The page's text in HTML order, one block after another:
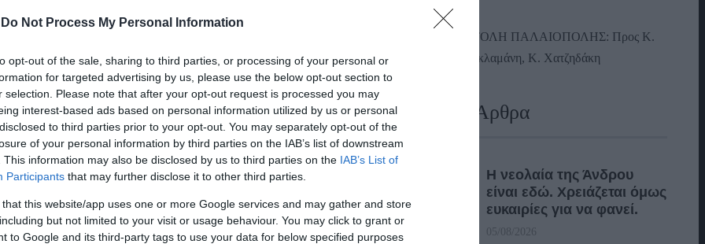
Do Not Process My Personal Information
opt-out of the sale, sharing to third parties, or processing of your personal or
for targeted advertising by us, please use the below opt-out section to
selection. Please note that after your opt-out request is processed you may
interest-based ads based on personal information utilized by us or personal
to third parties prior to your opt-out. You may separately opt-out of the
of your personal information by third parties on the IAB’s list of downstream
This information may also be disclosed by us to third parties on the IAB’s List of
Participants that may further disclose it to other third parties.
that this website/app uses one or more Google services and may gather and store
but not limited to your visit or usage behaviour. You may click to grant or
to Google and its third-party tags to use your data for below specified purposes
ΑΝΔΡΟΥ!…»
ΑΝΟΙΧΤΗ ΕΠΙΣΤΟΛΗ ΠΑΛΑΙΟΠΟΛΗΣ: Προς K.
Μητσοτάκη, N. Κακλαμάνη, K. Χατζηδάκη
Πρόσφατα Άρθρα
Η νεολαία της Άνδρου
είναι εδώ. Χρειάζεται όμως
ευκαιρίες για να φανεί.
05/08/2026